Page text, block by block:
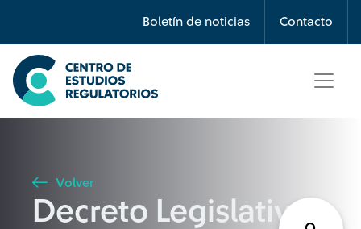
Boletín de noticias Contacto
Búsqueda
Seleccione país
Buscar
Volver
Decreto Legislativo